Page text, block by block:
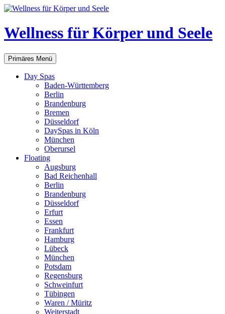
Zum
springen
Wellness für Körper und Seele
Suchen
Primäres Menü
Day Spas
Baden-Württemberg
Berlin
Brandenburg
Bremen
Düsseldorf
DaySpas in Köln
München
Oberursel
Floating
Augsburg
Bad Reichenhall
Berlin
Brandenburg
Düsseldorf
Erfurt
Essen
Frankfurt
Hamburg
Lübeck
München
Potsdam
Regensburg
Schweinfurt
Tübingen
Waren / Müritz
Weiterstadt